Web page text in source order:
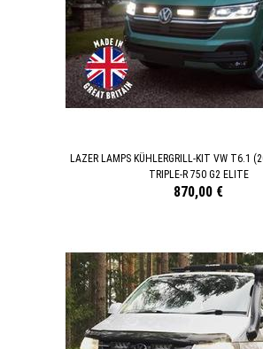
LAZER LAMPS KÜHLERGRILL-KIT VW T6.1
TRIPLE-R 750 G2 ELITE
870,00 €